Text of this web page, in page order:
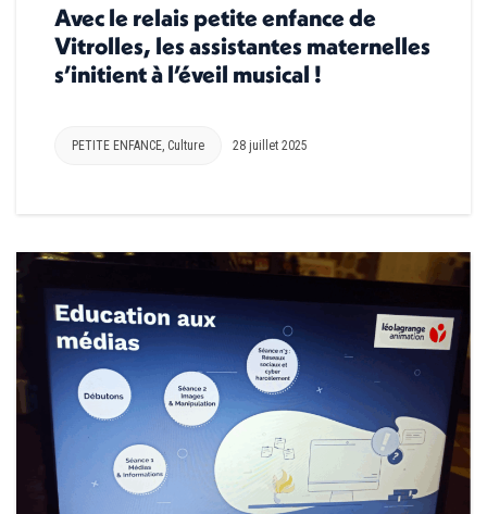
Avec le relais petite enfance de
Vitrolles, les assistantes maternelles
s’initient à l’éveil musical !
PETITE ENFANCE, Culture 28 juillet 2025